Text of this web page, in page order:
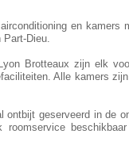
en
Part-Dieu.
Brotteaux zijn elk
Alle kamers
ontbijt geserveerd in de